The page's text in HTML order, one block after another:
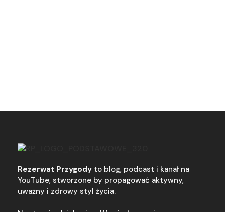
Rezerwat Przygody to blog, podcast i kanał na
YouTube, stworzone by propagować aktywny,
uważny i zdrowy styl życia.